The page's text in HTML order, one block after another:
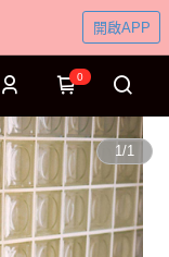
開啟APP
0
1/1